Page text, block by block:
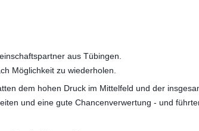
aus Tübingen.
Möglichkeit zu wiederholen.
dem hohen Druck im Mittelfeld und der
und eine gute Chancenverwertung - und